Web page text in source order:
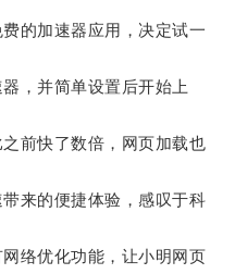
的加速器应用，决定试一
，并简单设置后开始上
前快了数倍，网页加载也
来的便捷体验，感叹于科
络优化功能，让小明网页